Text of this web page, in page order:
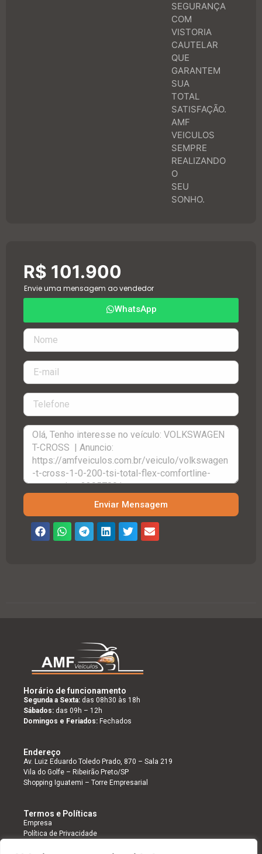
SEGURANÇA
COM
VISTORIA
CAUTELAR
QUE
GARANTEM
SUA
TOTAL
SATISFAÇÃO.
AMF
VEICULOS
SEMPRE
REALIZANDO
O
SEU
SONHO.
R$ 101.900
Envie uma mensagem ao vendedor
WhatsApp
Enviar Mensagem
Horário de funcionamento
Segunda a Sexta: das 08h30 às 18h
Sábados: das 09h – 12h
Domingos e Feriados: Fechados
Endereço
Av. Luiz Eduardo Toledo Prado, 870 – Sala 219
Vila do Golfe – Ribeirão Preto/SP
Shopping Iguatemi – Torre Empresarial
Termos e Políticas
Empresa
Política de Privacidade